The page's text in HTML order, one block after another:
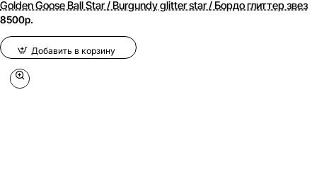
Golden Goose Ball Star / Burgundy glitter star / Бордо глиттер звез
8500р.
Добавить в корзину